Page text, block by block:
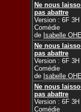
Ne nous
pas abattre
Version : 6F 3H
Comédie
de Isabelle
Ne nous
pas abattre
Version : 6F 3H
Comédie
de Isabelle
Ne nous
pas abattre
Version : 6F 3H
Comédie